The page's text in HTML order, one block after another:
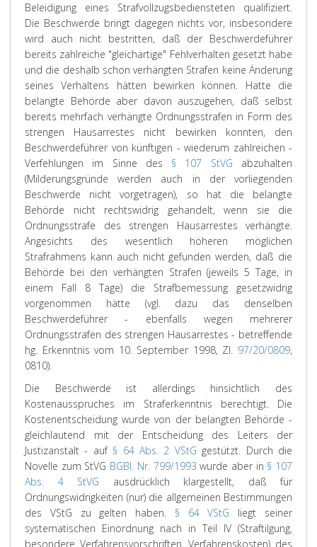
Beleidigung eines Strafvollzugsbediensteten qualifiziert.
Die Beschwerde bringt dagegen nichts vor, insbesondere
wird auch nicht bestritten, daß der Beschwerdeführer
bereits zahlreiche "gleichartige" Fehlverhalten gesetzt habe
und die deshalb schon verhängten Strafen keine Änderung
seines Verhaltens hätten bewirken können. Hatte die
belangte Behörde aber davon auszugehen, daß selbst
bereits mehrfach verhängte Ordnungsstrafen in Form des
strengen Hausarrestes nicht bewirken konnten, den
Beschwerdeführer von künftigen - wiederum zahlreichen -
Verfehlungen im Sinne des § 107 StVG abzuhalten
(Milderungsgründe werden auch in der vorliegenden
Beschwerde nicht vorgetragen), so hat die belangte
Behörde nicht rechtswidrig gehandelt, wenn sie die
Ordnungsstrafe des strengen Hausarrestes verhängte.
Angesichts des wesentlich höheren möglichen
Strafrahmens kann auch nicht gefunden werden, daß die
Behörde bei den verhängten Strafen (jeweils 5 Tage, in
einem Fall 8 Tage) die Strafbemessung gesetzwidrig
vorgenommen hätte (vgl. dazu das denselben
Beschwerdeführer - ebenfalls wegen mehrerer
Ordnungsstrafen des strengen Hausarrestes - betreffende
hg. Erkenntnis vom 10. September 1998, Zl. 97/20/0809,
0810).
Die Beschwerde ist allerdings hinsichtlich des
Kostenausspruches im Straferkenntnis berechtigt. Die
Kostenentscheidung wurde von der belangten Behörde -
gleichlautend mit der Entscheidung des Leiters der
Justizanstalt - auf § 64 Abs. 2 VStG gestützt. Durch die
Novelle zum StVG BGBl. Nr. 799/1993 wurde aber in § 107
Abs. 4 StVG ausdrücklich klargestellt, daß für
Ordnungswidrigkeiten (nur) die allgemeinen Bestimmungen
des VStG zu gelten haben. § 64 VStG liegt seiner
systematischen Einordnung nach in Teil IV (Straftilgung,
besondere Verfahrensvorschriften, Verfahrenskosten) des